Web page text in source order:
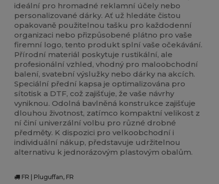
ideální pro hromadné reklamní účely nebo
personalizované dárky. Ať už hledáte čistou
opakovaně použitelnou tašku pro každodenní
organizaci nebo přizpůsobené plátno pro vaše
firemní logo, tento produkt splní vaše očekávání.
Přírodní materiál poskytuje rustikální, ale
profesionální vzhled, vhodný pro maloobchodní
balení, svatební výslužky nebo dárky na akcích.
Speciální přední kapsa je optimalizována pro
sítotisk a DTF, což zajišťuje, že vaše návrhy
vyniknou. Odolná bavlněná konstrukce zajišťuje
dlouhou životnost, zatímco kompaktní velikost z
ní činí univerzální volbu pro různé drobné
předměty. K dispozici pro velkoobchodní i
individuální nákup, představuje udržitelnou
alternativu k jednorázovým plastovým obalům.
FR | Pluguffan, FR